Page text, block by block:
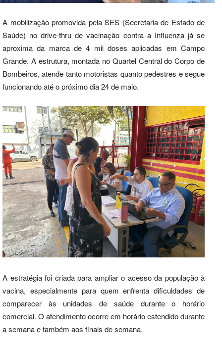
A mobilização promovida pela SES (Secretaria de Estado de
Saúde) no drive-thru de vacinação contra a Influenza já se
aproxima da marca de 4 mil doses aplicadas em Campo
Grande. A estrutura, montada no Quartel Central do Corpo de
Bombeiros, atende tanto motoristas quanto pedestres e segue
funcionando até o próximo dia 24 de maio.
A estratégia foi criada para ampliar o acesso da população à
vacina, especialmente para quem enfrenta dificuldades de
comparecer às unidades de saúde durante o horário
comercial. O atendimento ocorre em horário estendido durante
a semana e também aos finais de semana.